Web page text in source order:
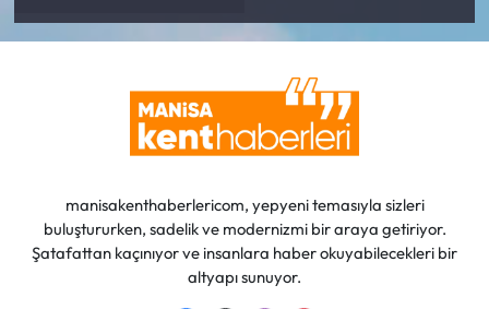
manisakenthaberlericom, yepyeni temasıyla sizleri
buluştururken, sadelik ve modernizmi bir araya getiriyor.
Şatafattan kaçınıyor ve insanlara haber okuyabilecekleri bir
altyapı sunuyor.